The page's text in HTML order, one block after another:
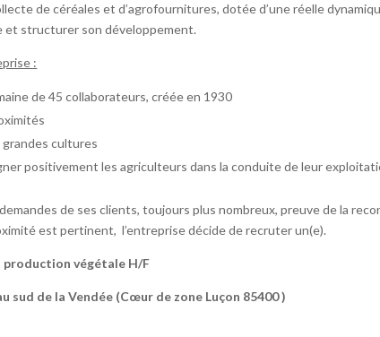
de céréales et d’agrofournitures, dotée d’une réelle
et structurer son développement.
:
de 45 collaborateurs, créée en 1930
cultures
positivement les agriculteurs dans la conduite de leur
de ses clients, toujours plus nombreux, preuve de la
est pertinent, l’entreprise décide de recruter un(e).
production végétale H/F
sud de la Vendée (Cœur de zone Luçon 85400 )